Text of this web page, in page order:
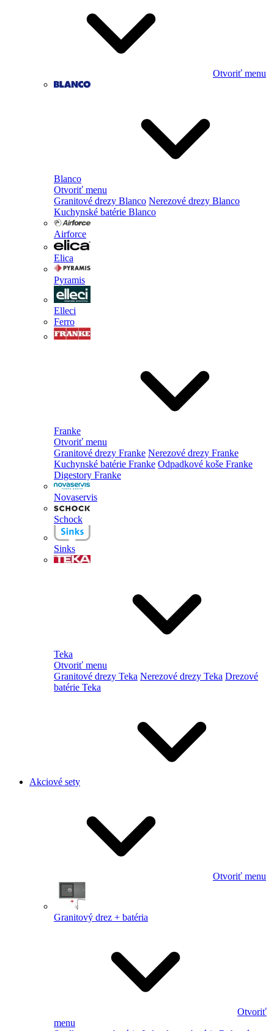
Otvoriť menu
Blanco
Otvoriť menu
Granitové drezy Blanco Nerezové drezy Blanco
Kuchynské batérie Blanco
Airforce
Elica
Pyramis
Elleci
Ferro
Franke
Otvoriť menu
Granitové drezy Franke Nerezové drezy Franke
Kuchynské batérie Franke Odpadkové koše Franke
Digestory Franke
Novaservis
Schock
Sinks
Teka
Otvoriť menu
Granitové drezy Teka Nerezové drezy Teka Drezové
batérie Teka
Akciové sety
Otvoriť menu
Granitový drez + batéria
Otvoriť
menu